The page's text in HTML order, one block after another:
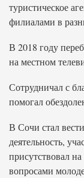
туристическое
филиалами в
В 2018 году
на местном
Сотрудничал с
помогал
В Сочи стал
деятельность,
присутствовал
вопросами